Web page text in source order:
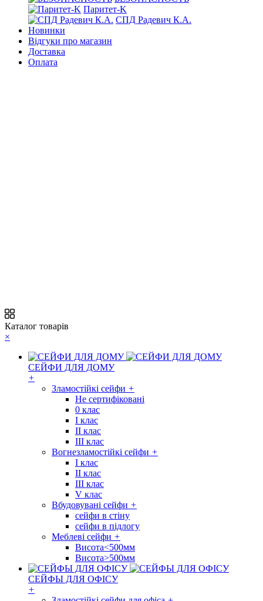
Паритет-K
СПД Радевич К.А.
Новинки
Відгуки про магазин
Доставка
Оплата
Каталог товарів
×
СЕЙФИ ДЛЯ ДОМУ
+
Зламостійкі сейфи +
Не сертифіковані
0 клас
I клас
II клас
III клас
Вогнезламостійкі сейфи +
I клас
II клас
III клас
V клас
Вбудовувані сейфи +
сейфи в стіну
сейфи в підлогу
Меблеві сейфи +
Висота<500мм
Висота>500мм
СЕЙФЫ ДЛЯ ОФІСУ
+